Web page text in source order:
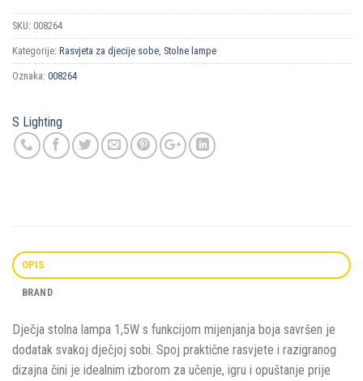
SKU: 008264
Kategorije: Rasvjeta za djecije sobe Stolne lampe
Oznaka: 008264
S Lighting
OPIS
BRAND
Dječja stolna lampa 1,5W s funkcijom mijenjanja boja savršen je
dodatak svakoj dječjoj sobi. Spoj praktične rasvjete i razigranog
dizajna čini je idealnim izborom za učenje, igru i opuštanje prije